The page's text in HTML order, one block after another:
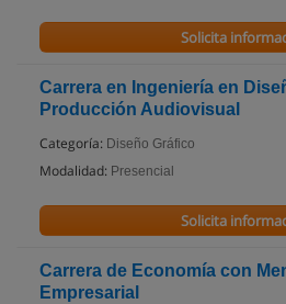
Solicita
Carrera en Ingeniería en
Producción Audiovisual
Categoría: Diseño Gráfico
Modalidad: Presencial
Solicita
Carrera de Economía con
Empresarial